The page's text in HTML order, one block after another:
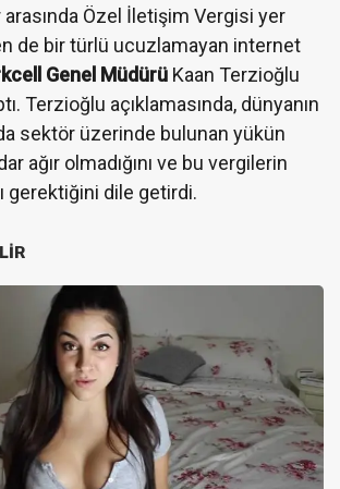
Özel İletişim Vergisi yer
de bir türlü ucuzlamayan internet
Genel Müdürü Kaan Terzioğlu
Terzioğlu açıklamasında, dünyanın
sektör üzerinde bulunan yükün
ağır olmadığını ve bu vergilerin
gerektiğini dile getirdi.